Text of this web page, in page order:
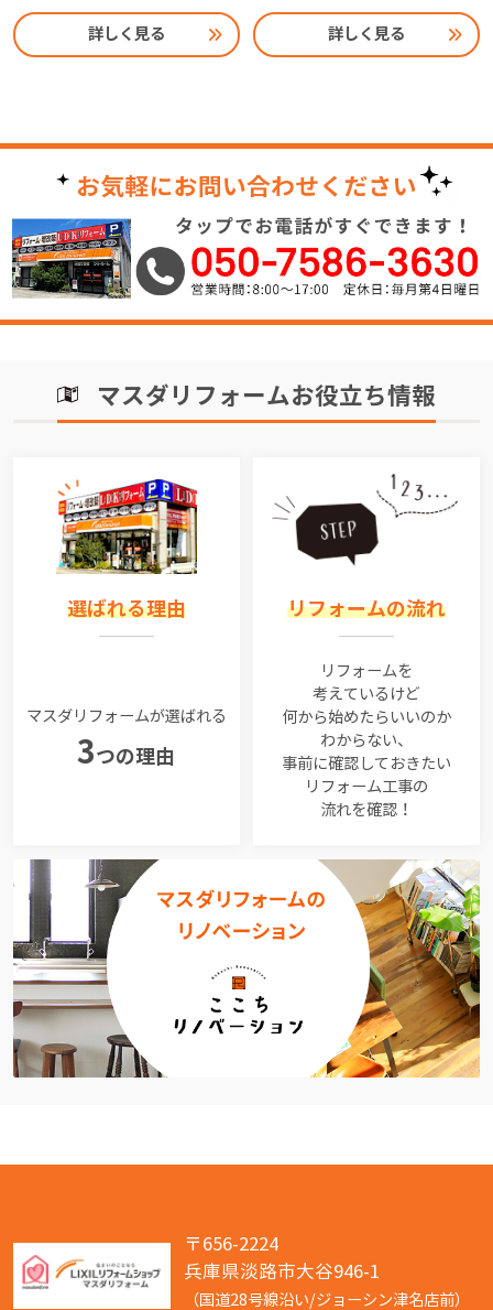
詳しく見る 詳しく見る
マスダリフォームお役立ち情報
選ばれる理由
マスダリフォームが選ばれる
3つの理由
リフォームの流れ
リフォームを
考えているけど
何から始めたらいいのか
わからない、
事前に確認しておきたい
リフォーム工事の
流れを確認！
〒656-2224
兵庫県淡路市大谷946-1
（国道28号線沿い/ジョーシン津名店前）